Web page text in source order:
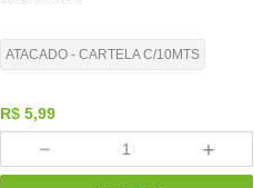
ATACADO - CARTELA C/10MTS
R$ 5,99
＋
－